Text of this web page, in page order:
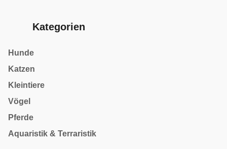
Kategorien
Hunde
Katzen
Kleintiere
Vögel
Pferde
Aquaristik & Terraristik